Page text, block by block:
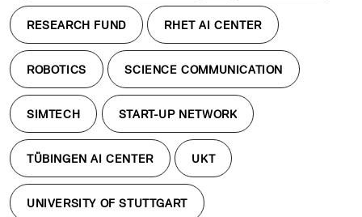
RESEARCH FUND RHET AI CENTER
ROBOTICS SCIENCE COMMUNICATION
SIMTECH START-UP NETWORK
TÜBINGEN AI CENTER UKT
UNIVERSITY OF STUTTGART